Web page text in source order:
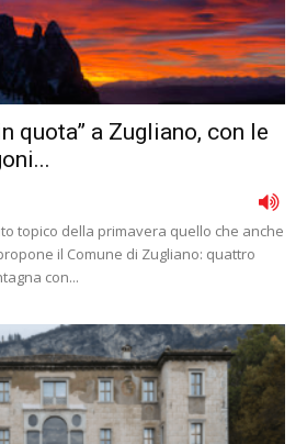
quota” a Zugliano, con le
topico della primavera quello che anche
il Comune di Zugliano: quattro
con...